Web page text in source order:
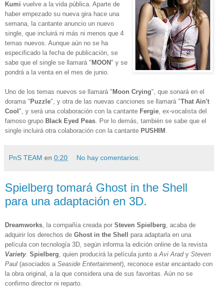
Kumi vuelve a la vida pública. Aparte de
haber empezado su nueva gira hace una
semana, la cantante anuncio un nuevo
single, que incluirá ni más ni menos que 4
temas nuevos. Aunque aún no se ha
especificado la fecha de publicación, se
sabe que el single se llamará " MOON" y se
pondrá a la venta en el mes de junio.
Uno de los temas nuevos se llamará " Moon Crying", que sonará en el
dorama " Puzzle", y otra de las nuevas canciones se llamará "That Ain't
Cool ", y será una colaboración con la cantante Fergie, ex-vocalista del
famoso grupo Black Eyed Peas. Por lo demás, también se sabe que el
single incluirá otra colaboración con la cantante PUSHIM .
PnS TEAM en 0:20 No hay comentarios:
Spielberg tomará Ghost in the Shell
para una adaptación en 3D.
Dreamworks, la compañía creada por Steven Spielberg, acaba de
adquirir los derechos de Ghost in the Shell
para adaptarla en una
película con tecnología 3D, según informa la edición online de la revista
Variety. Spielberg, quien producirá la película junto aAvi Arady Steven
Paul (asociados a Seaside Entertainment), reconoce estar encantado con
la obra original, a la que considera una de sus favoritas. Aún no se
confirmo director ni reparto.